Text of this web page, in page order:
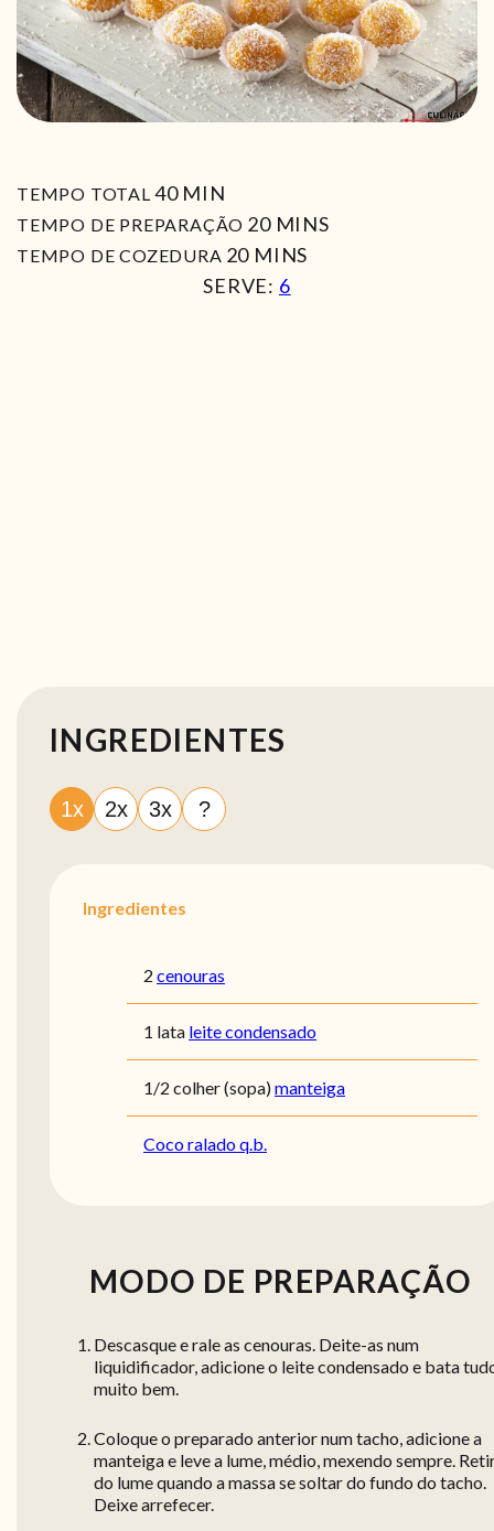
TEMPO TOTAL 40MIN
MIN
TEMPO DE PREPARAÇÃO 20MIN
MINS
TEMPO DE COZEDURA 20MIN
MINS
SERVE: 6
INGREDIENTES
1x 2x 3x ?
Ingredientes
2 cenouras
1 lata leite condensado
1/2 colher (sopa)manteiga
Coco ralado q.b.
MODO DE PREPARAÇÃO
Descasque e rale as cenouras. Deite-as num
liquidificador, adicione o leite condensado e bata
muito bem.
Coloque o preparado anterior num tacho, adicione a
manteiga e leve a lume, médio, mexendo sempre.
do lume quando a massa se soltar do fundo do tacho.
Deixe arrefecer.